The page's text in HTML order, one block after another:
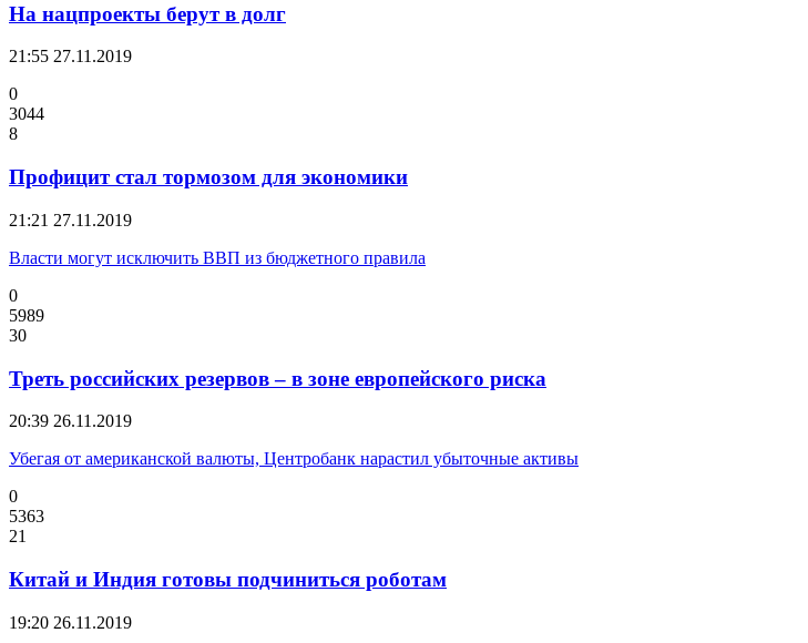
На нацпроекты берут в долг
21:55 27.11.2019
0
3044
8
Профицит стал тормозом для экономики
21:21 27.11.2019
Власти могут исключить ВВП из бюджетного правила
0
5989
30
Треть российских резервов – в зоне европейского риска
20:39 26.11.2019
Убегая от американской валюты, Центробанк нарастил убыточные активы
0
5363
21
Китай и Индия готовы подчиниться роботам
19:20 26.11.2019